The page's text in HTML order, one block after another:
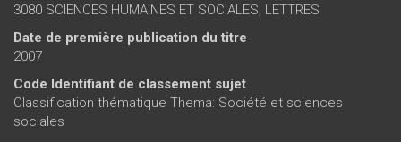
3080 SCIENCES HUMAINES ET SOCIALES, LETTRES
Date de première publication du titre
2007
Code Identifiant de classement sujet
Classification thématique Thema: Société et sciences
sociales